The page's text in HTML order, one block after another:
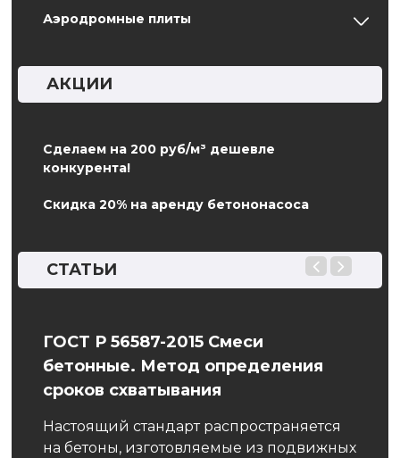
Аэродромные плиты
АКЦИИ
Сделаем на 200 руб/м³ дешевле
конкурента!
Скидка 20% на аренду бетононасоса
СТАТЬИ
ГОСТ Р 56587-2015 Смеси
бетонные. Метод определения
сроков схватывания
Настоящий стандарт распространяется
на бетоны, изготовляемые из подвижных